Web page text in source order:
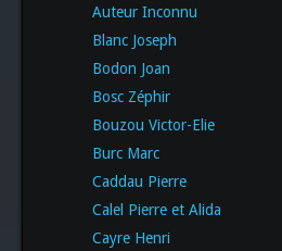
Auteur Inconnu
Blanc Joseph
Bodon Joan
Bosc Zéphir
Bouzou Victor-Elie
Burc Marc
Caddau Pierre
Calel Pierre et Alida
Cayre Henri